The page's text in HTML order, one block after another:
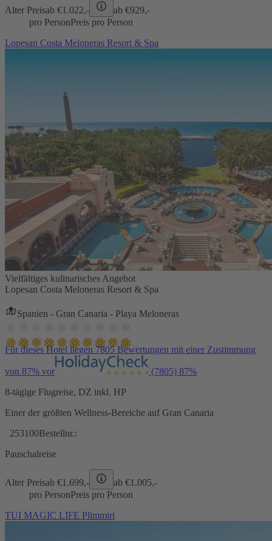
Alter Preisab €1.022,- ab €929,-
pro PersonPreis pro Person
Lopesan Costa Meloneras Resort & Spa
Vielfältiges kulinarisches Angebot
Lopesan Costa Meloneras Resort & Spa
Spanien - Gran Canaria - Playa Meloneras
Für dieses Hotel liegen 7805 Bewertungen mit einer Zustimmung
von 87% vor (7805) 87%
8-tägige Flugreise, DZ inkl. HP
Einer der größten Wellness-Bereiche auf Gran Canaria
253100Bestellnr.:
Pauschalreise
Alter Preisab €1.699,- ab €1.005,-
pro PersonPreis pro Person
TUI MAGIC LIFE Plimmiri